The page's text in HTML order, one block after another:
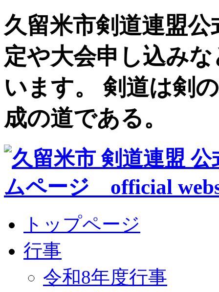
久留米市剣道連盟
定や大会申し込み
います。 剣道は剣
成の道である。
トップページ
行事
令和8年度行事